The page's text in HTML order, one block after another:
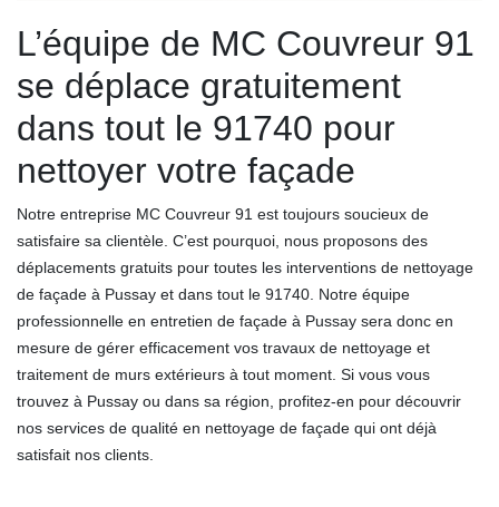
L’équipe de MC Couvreur 91
se déplace gratuitement
dans tout le 91740 pour
nettoyer votre façade
Notre entreprise MC Couvreur 91 est toujours soucieux de
satisfaire sa clientèle. C’est pourquoi, nous proposons des
déplacements gratuits pour toutes les interventions de nettoyage
de façade à Pussay et dans tout le 91740. Notre équipe
professionnelle en entretien de façade à Pussay sera donc en
mesure de gérer efficacement vos travaux de nettoyage et
traitement de murs extérieurs à tout moment. Si vous vous
trouvez à Pussay ou dans sa région, profitez-en pour découvrir
nos services de qualité en nettoyage de façade qui ont déjà
satisfait nos clients.